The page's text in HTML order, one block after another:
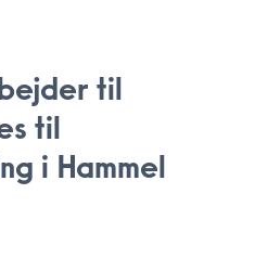
til
til
i Hammel